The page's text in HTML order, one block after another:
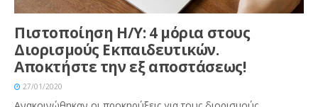
Πιστοποίηση Η/Υ: 4 μόρια στους
Διορισμούς Εκπαιδευτικών.
Αποκτήστε την εξ αποστάσεως!
27/01/2020